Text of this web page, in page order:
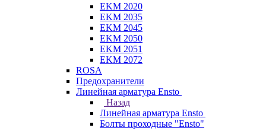
EKM 2020
EKM 2035
EKM 2045
EKM 2050
EKM 2051
EKM 2072
ROSA
Предохранители
Линейная арматура Ensto
Назад
Линейная арматура Ensto
Болты проходные "Ensto"